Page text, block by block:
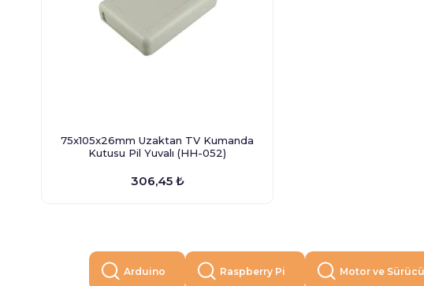
75x105x26mm Uzaktan TV Kumanda
Kutusu Pil Yuvalı (HH-052)
306,45 ₺
Arduino Raspberry Pi Motor ve